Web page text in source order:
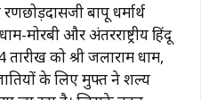
बापू धर्मार्थ
मोरबी और अंतरराष्ट्रीय हिंदू
तारीख को श्री जलाराम धाम,
के लिए मुफ्त नेत्र शल्य